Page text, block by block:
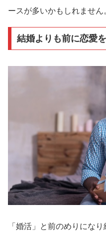
ースが多いかもしれません
結婚よりも前に恋愛
「婚活」と前のめりにな